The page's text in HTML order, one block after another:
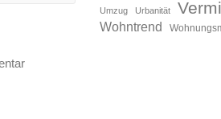
Umzug Urbanität
Wohntrend